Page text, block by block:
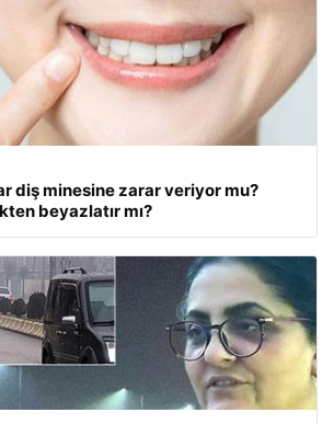
diş minesine zarar veriyor mu?
beyazlatır mı?